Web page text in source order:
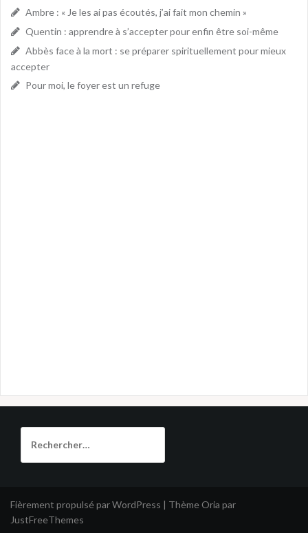
Ambre : « Je les ai pas écoutés, j’ai fait mon chemin »
Quentin : apprendre à s’accepter pour enfin être soi-même
Abbès face à la mort : se préparer spirituellement pour mieux
accepter
Pour moi, le foyer est un refuge
Fièrement propulsé par WordPress | Thème Oria par
JustFreeThemes